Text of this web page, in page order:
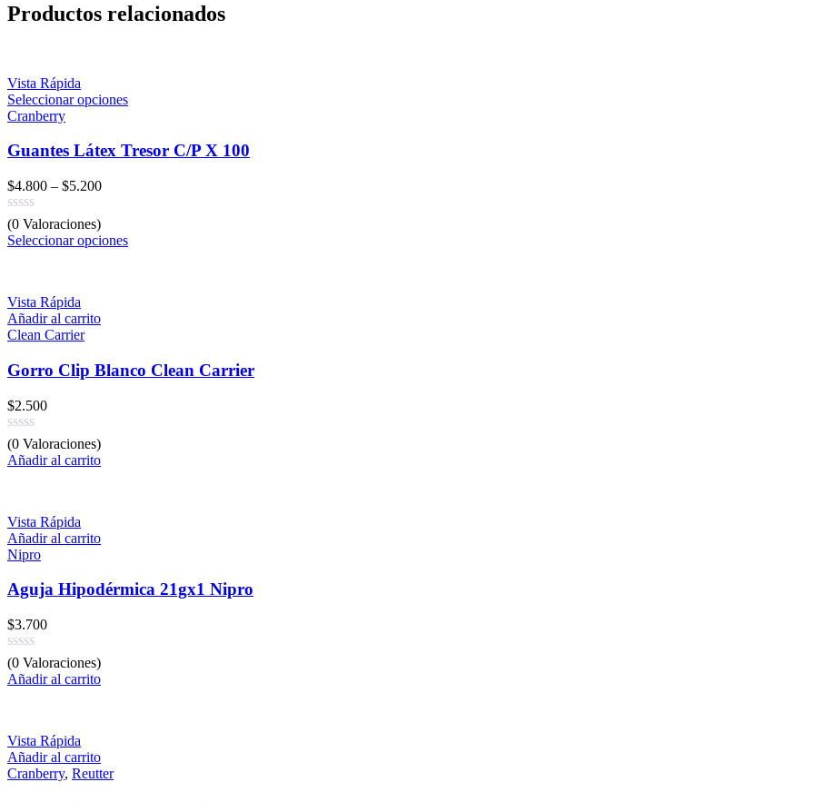
Productos relacionados
Vista Rápida
Seleccionar opciones
Cranberry
Guantes Látex Tresor C/P X 100
$4.800 – $5.200
(0 Valoraciones)
Seleccionar opciones
Vista Rápida
Añadir al carrito
Clean Carrier
Gorro Clip Blanco Clean Carrier
$2.500
(0 Valoraciones)
Añadir al carrito
Vista Rápida
Añadir al carrito
Nipro
Aguja Hipodérmica 21gx1 Nipro
$3.700
(0 Valoraciones)
Añadir al carrito
Vista Rápida
Añadir al carrito
Cranberry, Reutter